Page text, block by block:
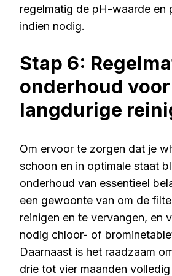
regelmatig de pH-waarde en
indien nodig.
Stap 6:
onderhoud voor
langdurige
Om ervoor te zorgen dat je
schoon en in optimale staat
onderhoud van essentieel
een gewoonte van om de
reinigen en te vervangen, en
nodig chloor- of
Daarnaast is het raadzaam
drie tot vier maanden